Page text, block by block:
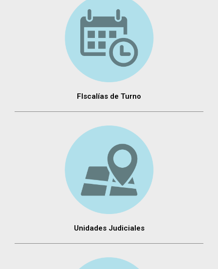
FIscalías de Turno
Unidades Judiciales